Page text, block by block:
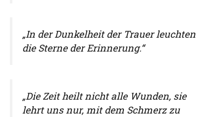
„In der Dunkelheit der Trauer leuchten
die Sterne der Erinnerung.“
„Die Zeit heilt nicht alle Wunden, sie
lehrt uns nur, mit dem Schmerz zu